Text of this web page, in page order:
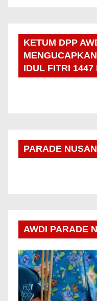
KETUM DPP
IDUL FITRI 1447
PARADE
AWDI PARADE